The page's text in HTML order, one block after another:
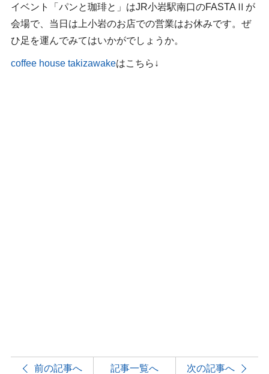
イベント「パンと珈琲と」はJR小岩駅南口のFASTAⅡが
会場で、当日は上小岩のお店での営業はお休みです。ぜ
ひ足を運んでみてはいかがでしょうか。
coffee house takizawakeはこちら↓
前の記事へ 記事一覧へ 次の記事へ